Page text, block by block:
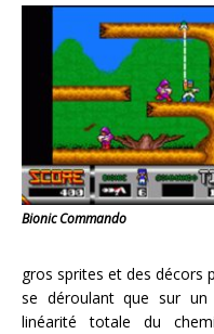
Bionic Commando
gros sprites et des décors
se déroulant que sur un
linéarité totale du